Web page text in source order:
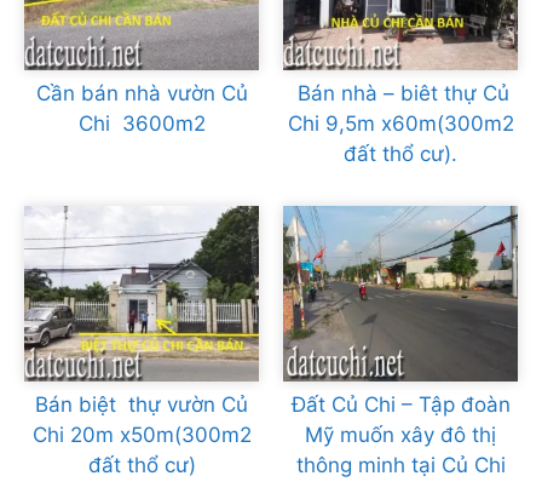
Cần bán nhà vườn Củ
Chi 3600m2
Bán nhà – biêt thự Củ
Chi 9,5m x60m(300m2
đất thổ cư).
Bán biệt thự vườn Củ
Chi 20m x50m(300m2
đất thổ cư)
Đất Củ Chi – Tập đoàn
Mỹ muốn xây đô thị
thông minh tại Củ Chi